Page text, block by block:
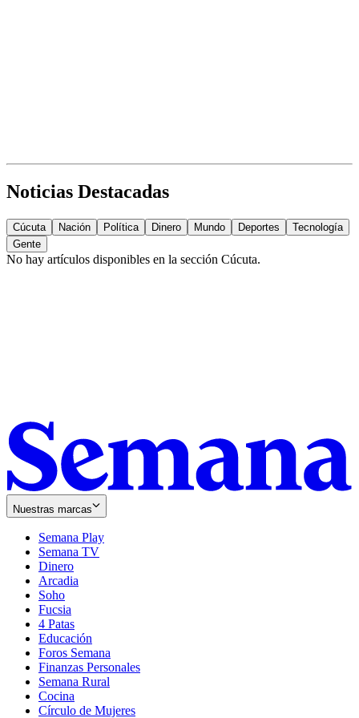
Noticias Destacadas
Cúcuta Nación Política Dinero Mundo Deportes
Tecnología
Gente
No hay artículos disponibles en la sección Cúcuta.
Nuestras marcas
Semana Play
Semana TV
Dinero
Arcadia
Soho
in
new
window
Fucsia
in
new
window
4 Patas
Educación
Foros Semana
Finanzas Personales
Semana Rural
Cocina
Círculo de Mujeres